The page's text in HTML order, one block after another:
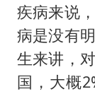
疾病来说
病是没有
生来讲，
国，大概